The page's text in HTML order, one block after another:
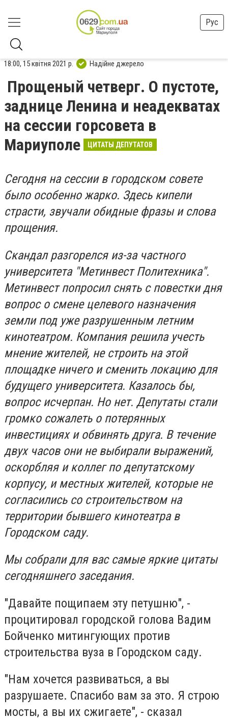
Рус
18:00, 15 квітня 2021 р. Надійне джерело
Прощеный четверг. О пустоте,
заднице Ленина и неадекватах
на сессии горсовета в
Мариуполе
ЦИТАТЫ ДЕПУТАТОВ
Сегодня на сессии в городском совете
было особенно жарко. Здесь кипели
страсти, звучали обидные фразы и слова
прощения.
Скандал разгорелся из-за частного
университета "Метинвест Политехника".
Метинвест попросил снять с повестки дня
вопрос о смене целевого назначения
земли под уже разрушенным летним
кинотеатром. Компания решила учесть
мнение жителей, не строить на этой
площадке ничего и сменить локацию для
будущего университета. Казалось бы,
вопрос исчерпан. Но нет. Депутаты стали
громко сожалеть о потерянных
инвестициях и обвинять друга. В течение
двух часов они не выбирали выражений,
оскорбляя и коллег по депутатскому
корпусу, и местных жителей, которые не
согласились со строительством на
территории бывшего кинотеатра в
Городском саду.
Мы собрали для вас самые яркие цитаты
сегодняшнего заседания.
"Давайте пощипаем эту петушню", -
процитировал городской голова Вадим
Бойченко митингующих против
строительства вуза в Городском саду.
"Нам хочется развиваться, а вы
разрушаете. Спасибо вам за это. Я строю
мосты, а вы их сжигаете", - сказал